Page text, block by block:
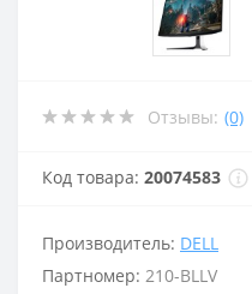
Отзывы: (0)
Код товара: 20074583
Производитель: DELL
Партномер: 210-BLLV